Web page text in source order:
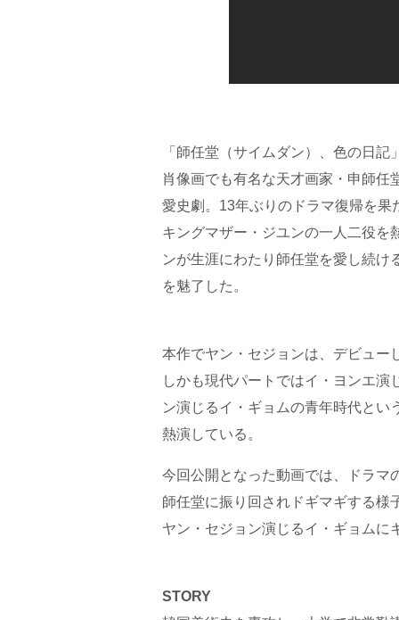
「師任堂（サイムダン）、色の日
肖像画でも有名な天才画家・申師
愛史劇。13年ぶりのドラマ復帰を
キングマザー・ジユンの一人二役を
ンが生涯にわたり師任堂を愛し続
を魅了した。
本作でヤン・セジョンは、デビュー
しかも現代パートではイ・ヨンエ
ン演じるイ・ギョムの青年時代と
熱演している。
今回公開となった動画では、ドラマ
師任堂に振り回されドギマギする様
ヤン・セジョン演じるイ・ギョムに
STORY